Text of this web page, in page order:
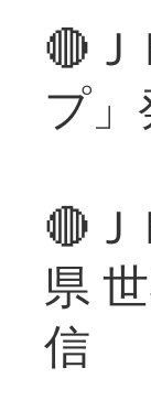
🔴
プ
🔴
県
信